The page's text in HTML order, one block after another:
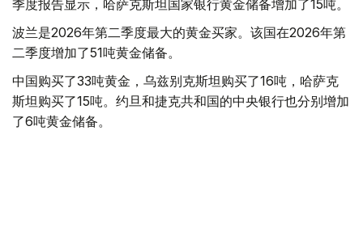
季度报告显示，哈萨克斯坦国家银行黄金储备增加了15吨。
波兰是2026年第二季度最大的黄金买家。该国在2026年第
二季度增加了51吨黄金储备。
中国购买了33吨黄金，乌兹别克斯坦购买了16吨，哈萨克
斯坦购买了15吨。约旦和捷克共和国的中央银行也分别增加
了6吨黄金储备。